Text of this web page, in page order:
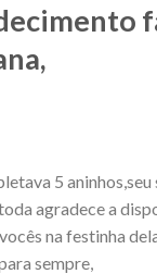
5
agradece a
na festinha
sempre,